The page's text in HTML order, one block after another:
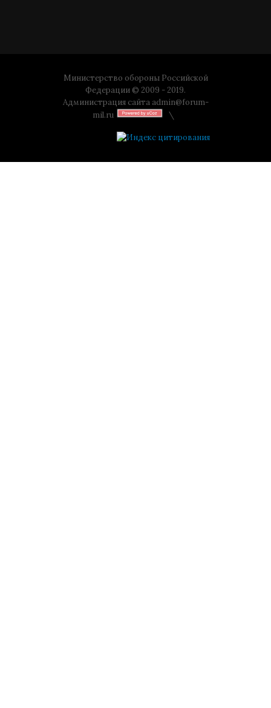
Министерство обороны Российской
Федерации © 2009 - 2019.
Администрация сайта admin@forum-
mil.ru